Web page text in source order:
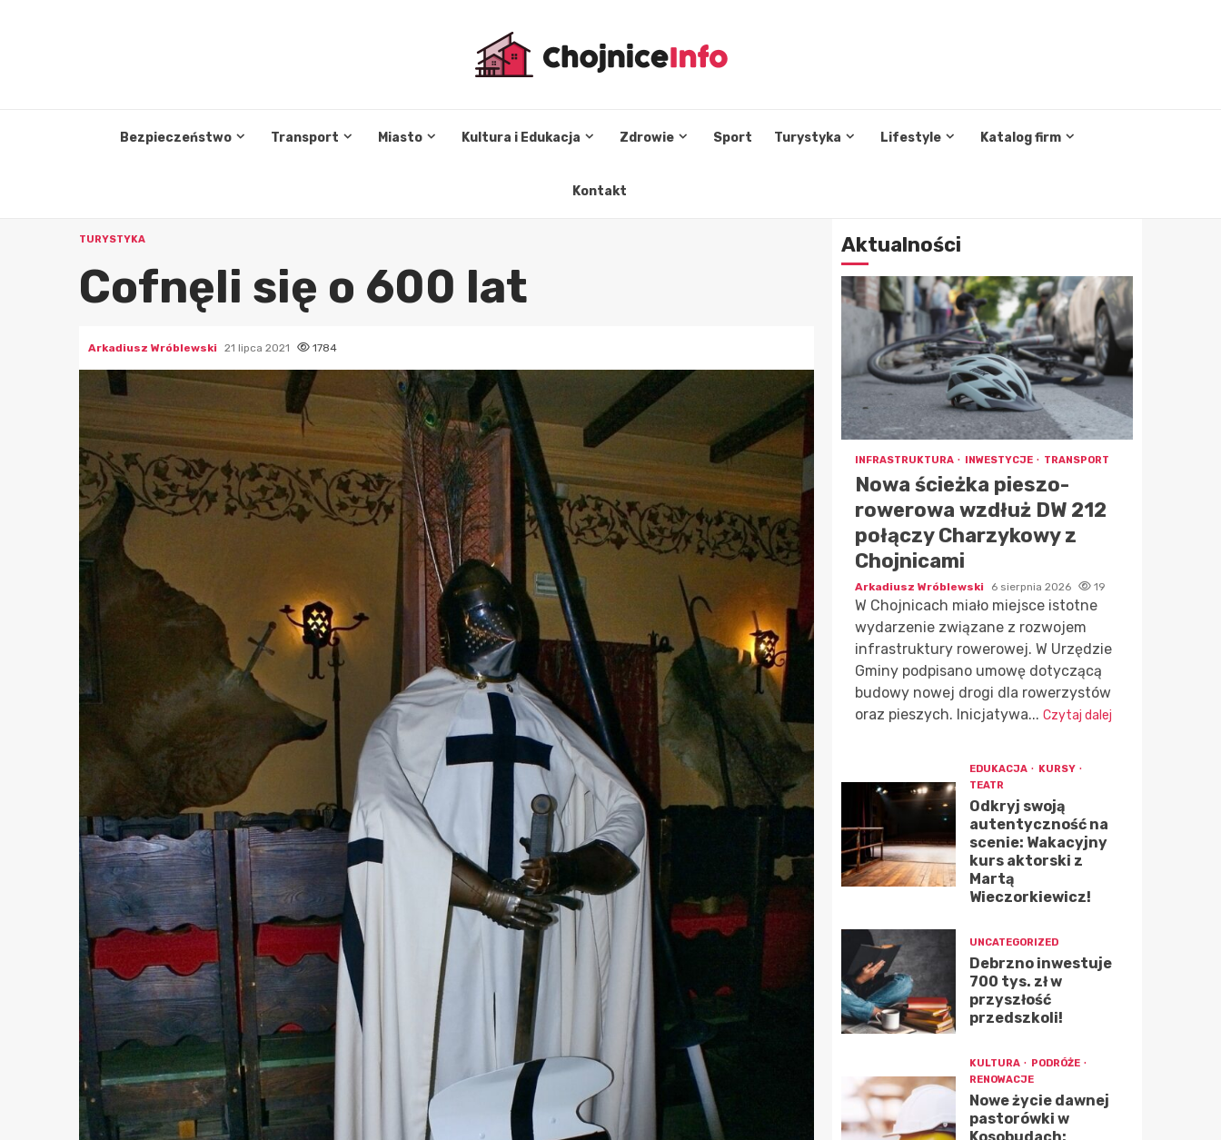
Bezpieczeństwo Transport Miasto Kultura i Edukacja Zdrowie Sport Turystyka Lifestyle Katalog firm
Kontakt
TURYSTYKA
Cofnęli się o 600 lat
Arkadiusz Wróblewski 21 lipca 2021 1784
Aktualności
INFRASTRUKTURA INWESTYCJE TRANSPORT
Nowa ścieżka pieszo-
rowerowa wzdłuż DW 212
połączy Charzykowy z
Chojnicami
Arkadiusz Wróblewski 6 sierpnia 2026 19
W Chojnicach miało miejsce istotne
wydarzenie związane z rozwojem
infrastruktury rowerowej. W Urzędzie
Gminy podpisano umowę dotyczącą
budowy nowej drogi dla rowerzystów
oraz pieszych. Inicjatywa... Czytaj dalej
EDUKACJA
KURSY
TEATR
Odkryj swoją
autentyczność na
scenie: Wakacyjny
kurs aktorski z
Martą
Wieczorkiewicz!
UNCATEGORIZED
Debrzno inwestuje
700 tys. zł w
przyszłość
przedszkoli!
KULTURA
PODRÓŻE
RENOWACJE
Nowe życie dawnej
pastorówki w